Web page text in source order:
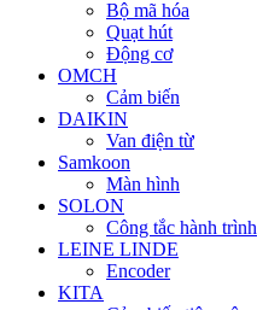
Bộ mã hóa
Quạt hút
Động cơ
OMCH
Cảm biến
DAIKIN
Van điện từ
Samkoon
Màn hình
SOLON
Công tắc hành trình
LEINE LINDE
Encoder
KITA